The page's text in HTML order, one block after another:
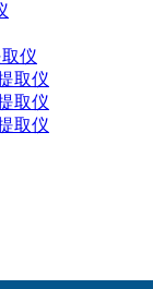
仪
取仪
取仪
取仪